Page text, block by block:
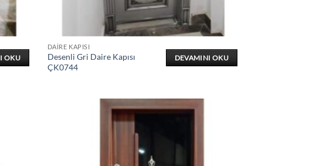
OKU
DAIRE KAPISI
Desenli Gri Daire Kapısı
ÇK0744
DEVAMINI OKU